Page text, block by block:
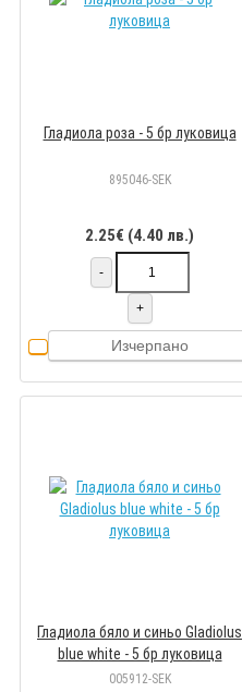
Гладиола роза - 5 бр луковицa
895046-SEK
2.25€ (4.40 лв.)
-
+
Изчерпано
Гладиола бяло и синьо Gladiolus
blue white - 5 бр луковицa
005912-SEK